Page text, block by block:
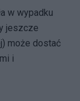
w wypadku
jeszcze
może dostać
i